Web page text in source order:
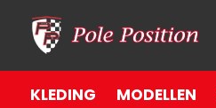
KLEDING MODELLEN